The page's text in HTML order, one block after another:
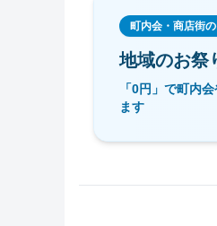
町内会・商店街
地域のお祭
「0円」で町内
ます